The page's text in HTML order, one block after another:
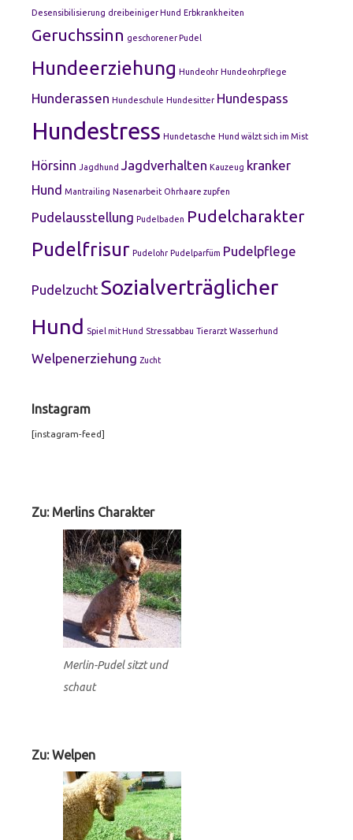
Desensibilisierung dreibeiniger Hund Erbkrankheiten
Geruchssinn geschorener Pudel
Hundeerziehung Hundeohr Hundeohrpflege
Hunderassen Hundeschule Hundesitter Hundespass
Hundestress Hundetasche Hund wälzt sich im Mist
Hörsinn Jagdhund Jagdverhalten Kauzeug kranker
Hund Mantrailing Nasenarbeit Ohrhaare zupfen
Pudelausstellung Pudelbaden Pudelcharakter
Pudelfrisur Pudelohr Pudelparfüm Pudelpflege
Pudelzucht Sozialverträglicher
Hund Spiel mit Hund Stressabbau Tierarzt Wasserhund
Welpenerziehung Zucht
Instagram
[instagram-feed]
Widgets
Zu: Merlins Charakter
Merlin-Pudel sitzt und
schaut
Zu: Welpen